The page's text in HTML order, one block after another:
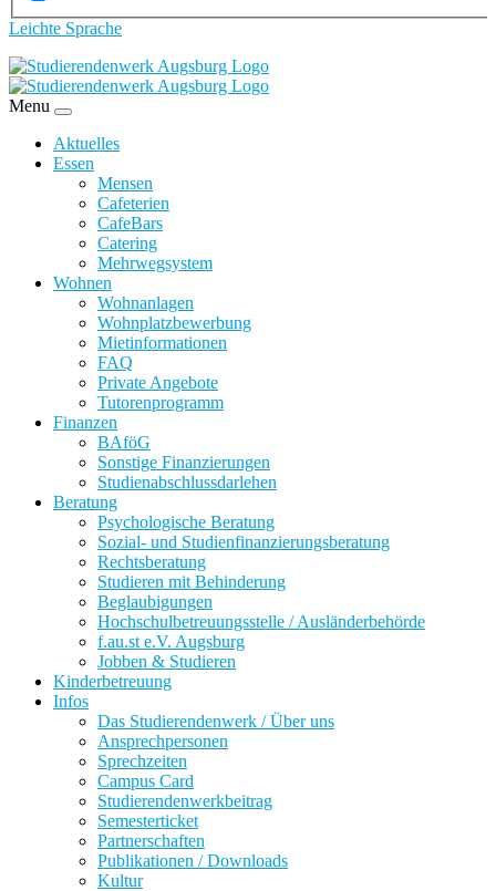
Leichte Sprache
Menu
Aktuelles
Essen
Mensen
Cafeterien
CafeBars
Catering
Mehrwegsystem
Wohnen
Wohnanlagen
Wohnplatzbewerbung
Mietinformationen
FAQ
Private Angebote
Tutorenprogramm
Finanzen
BAföG
Sonstige Finanzierungen
Studienabschlussdarlehen
Beratung
Psychologische Beratung
Sozial- und Studienfinanzierungsberatung
Rechtsberatung
Studieren mit Behinderung
Beglaubigungen
Hochschulbetreuungsstelle / Ausländerbehörde
f.au.st e.V. Augsburg
Jobben & Studieren
Kinderbetreuung
Infos
Das Studierendenwerk / Über uns
Ansprechpersonen
Sprechzeiten
Campus Card
Studierendenwerkbeitrag
Semesterticket
Partnerschaften
Publikationen / Downloads
Kultur